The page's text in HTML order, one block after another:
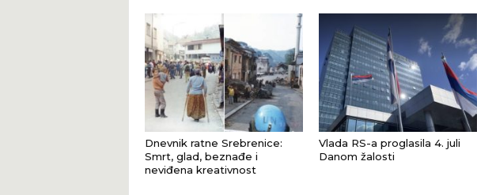
Dnevnik ratne Srebrenice:
Smrt, glad, beznađe i
neviđena kreativnost
Vlada RS-a proglasila 4. juli
Danom žalosti